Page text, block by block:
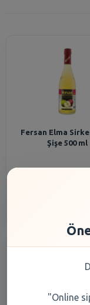
Fersan Elma
Şişe 500 ml
"Online